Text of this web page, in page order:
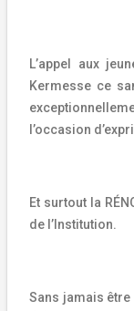
L’appel aux
Kermesse ce
l’occasion
Et surtout la
de l’Institution.
Sans jamais être